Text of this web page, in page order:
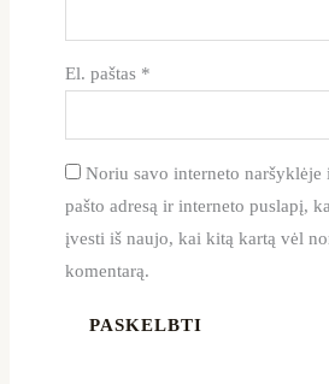
El. paštas *
Noriu savo interneto naršyklėje
pašto adresą ir interneto puslapį,
įvesti iš naujo, kai kitą kartą vėl
komentarą.